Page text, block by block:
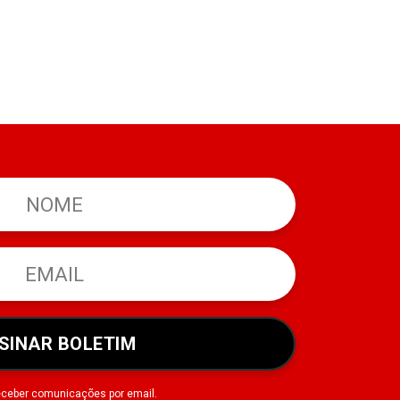
BOLETIM
comunicações por email.